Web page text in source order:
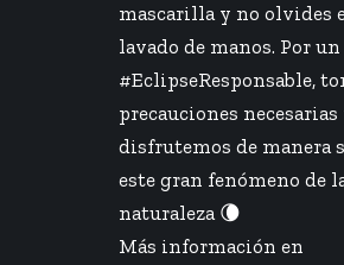
mascarilla y no olvides
lavado de manos. Por un
#EclipseResponsable,
precauciones necesarias
disfrutemos de manera
este gran fenómeno de
naturaleza 🌘
Más información en